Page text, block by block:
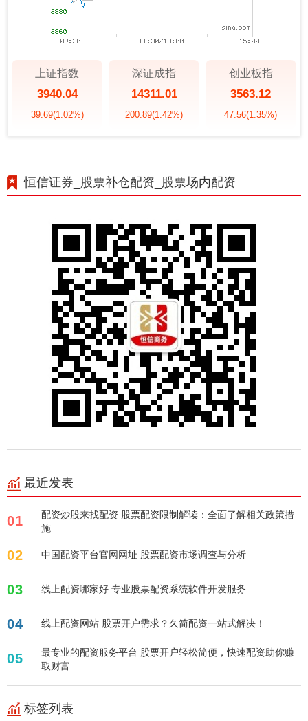
上证指数
3940.04
39.69(1.02%)
深证成指
14311.01
200.89(1.42%)
创业板指
3563.12
47.56(1.35%)
恒信证券_股票补仓配资_股票场内配资
最近发表
01
配资炒股来找配资 股票配资限制解读：全面了解相关政策措
施
02 中国配资平台官网网址 股票配资市场调查与分析
03 线上配资哪家好 专业股票配资系统软件开发服务
04 线上配资网站 股票开户需求？久简配资一站式解决！
05
最专业的配资服务平台 股票开户轻松简便，快速配资助你赚
取财富
标签列表